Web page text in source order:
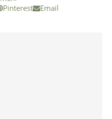
Pinterest Email